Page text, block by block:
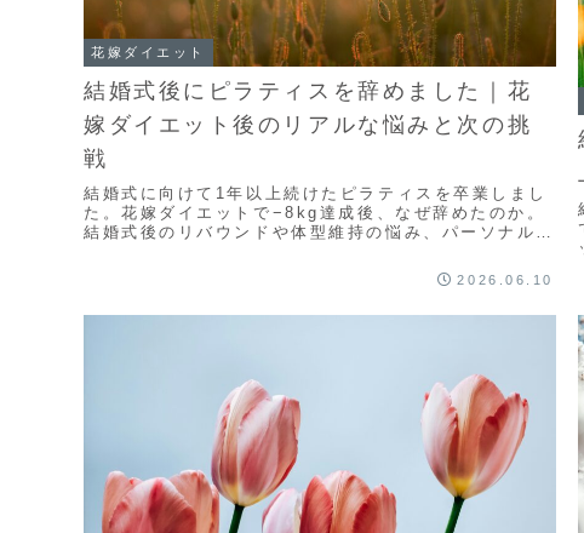
花嫁ダイエット
結婚式後にピラティスを辞めました｜花
嫁ダイエット後のリアルな悩みと次の挑
戦
結婚式に向けて1年以上続けたピラティスを卒業しまし
た。花嫁ダイエットで−8kg達成後、なぜ辞めたのか。
結婚式後のリバウンドや体型維持の悩み、パーソナルジ
2026.06.10